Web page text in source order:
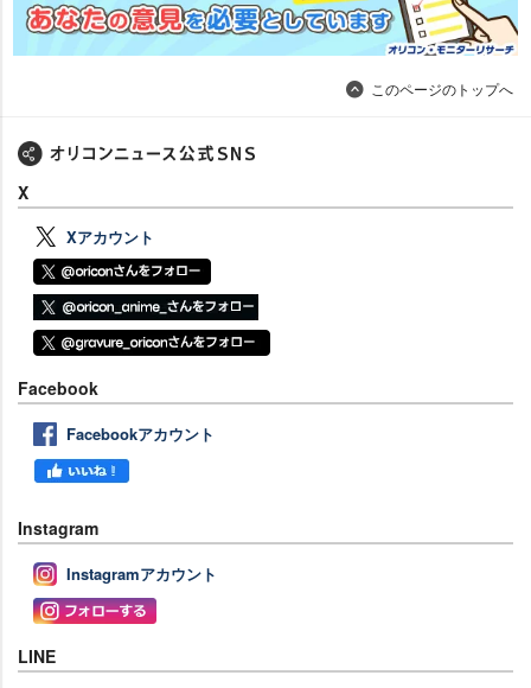
このページのトップへ
X
Xアカウント
Facebook
Facebookアカウント
Instagram
Instagramアカウント
LINE